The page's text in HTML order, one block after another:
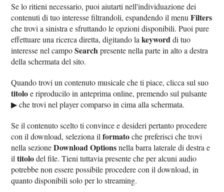
Se lo ritieni necessario, puoi aiutarti nell'individuazione dei
contenuti di tuo interesse filtrandoli, espandendo il menuFilters
che trovi a sinistra e sfruttando le opzioni disponibili. Puoi pure
effettuare una ricerca diretta, digitando lakeyworddi tuo
interesse nel campoSearchpresente nella parte in alto a destra
della schermata del sito.
Quando trovi un contenuto musicale che ti piace, clicca sul suo
titoloe riproducilo in anteprima online, premendo sul pulsante
▶︎ che trovi nel player comparso in cima alla schermata.
Se il contenuto scelto ti convince e desideri pertanto procedere
con il download, seleziona ilformatoche preferisci che trovi
nella sezioneDownload Optionsnella barra laterale di destra e
iltitolodel file. Tieni tuttavia presente che per alcuni audio
potrebbe non essere possibile procedere con il download, in
quanto disponibili solo per lo streaming.